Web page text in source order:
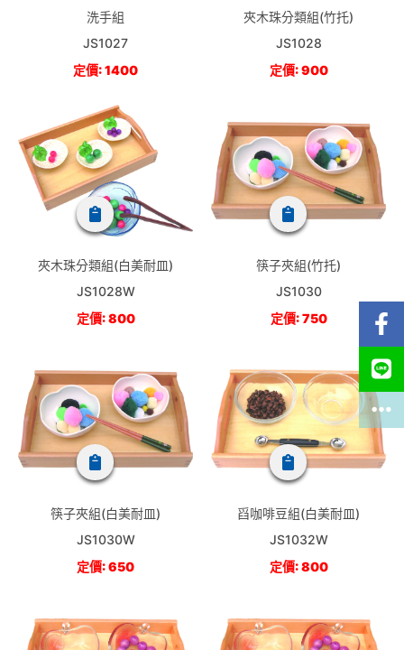
洗手組
JS1027
定價: 1400
夾木珠分類組(竹托)
JS1028
定價: 900
夾木珠分類組(白美耐皿)
JS1028W
定價: 800
筷子夾組(竹托)
JS1030
定價: 750
筷子夾組(白美耐皿)
JS1030W
定價: 650
舀咖啡豆組(白美耐皿)
JS1032W
定價: 800